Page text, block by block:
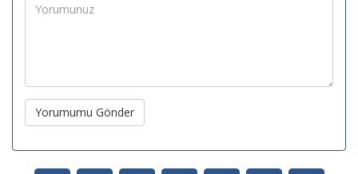
Yorumumu Gönder